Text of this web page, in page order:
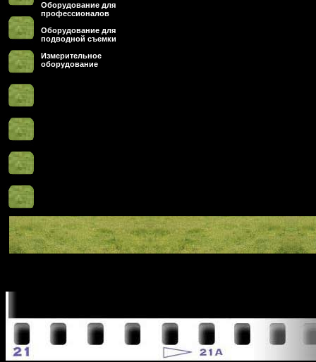
Оборудование для
профессионалов
Оборудование для
подводной съемки
Измерительное
оборудование